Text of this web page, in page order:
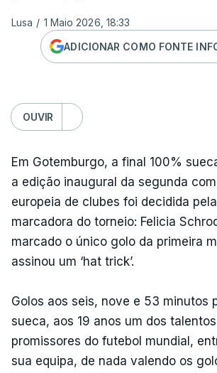
Lusa / 1 Maio 2026, 18:33
ADICIONAR COMO FONTE
OUVIR
Em Gotemburgo, a final 100%
a edição inaugural da segunda
europeia de clubes foi decidida
marcadora do torneio: Felicia
marcado o único golo da primeira
assinou um ‘hat trick’.
Golos aos seis, nove e 53 minutos
sueca, aos 19 anos um dos
promissores do futebol mundial,
sua equipa, de nada valendo os